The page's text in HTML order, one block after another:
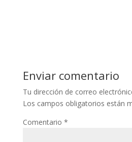
Enviar comentario
Tu dirección de correo
Los campos obligatorios están
Comentario *